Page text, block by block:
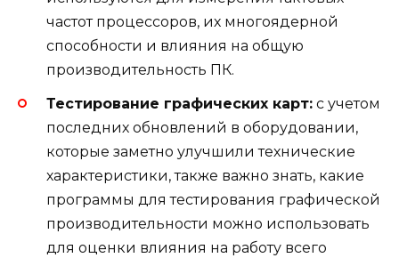
частот процессоров, их многоядерной
способности и влияния на общую
производительность ПК.
Тестирование графических карт: с учетом
последних обновлений в оборудовании,
которые заметно улучшили технические
характеристики, также важно знать, какие
программы для тестирования графической
производительности можно использовать
для оценки влияния на работу всего